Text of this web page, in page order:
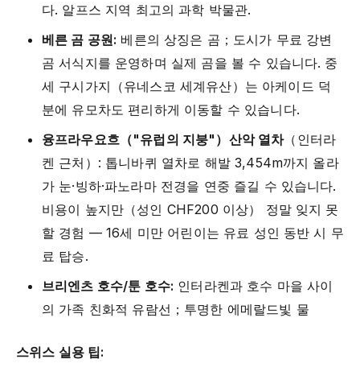
다. 알프스 지역 최고의 과학 박물관.
베른 곰 공원: 베른의 상징은 곰；도시가 무료 강변
곰 서식지를 운영하며 실제 곰을 볼 수 있습니다. 중
세 구시가지（유네스코 세계유산）는 아케이드 덕
분에 유모차도 편리하게 이동할 수 있습니다.
융프라우요흐（"유럽의 지붕"）산악 열차（인터라
켄 근처）: 톱니바퀴 열차로 해발 3,454m까지 올라
가 눈·빙하·파노라마 전경을 연중 즐길 수 있습니다.
비용이 높지만（성인 CHF200 이상） 정말 잊지 못
할 경험 — 16세 미만 어린이는 유료 성인 동반 시 무
료 탑승.
브리엔츠 호수/툰 호수: 인터라켄과 호수 마을 사이
의 가족 친화적 유람선；투명한 에메랄드빛 물
스위스 실용 팁: